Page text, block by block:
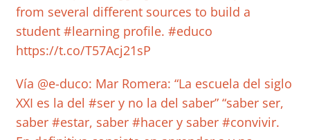
from several different sources to build a
student #learning profile. #educo
https://t.co/T57Acj21sP
Vía @e-duco: Mar Romera: “La escuela del siglo
XXI es la del #ser y no la del saber” “saber ser,
saber #estar, saber #hacer y saber #convivir.